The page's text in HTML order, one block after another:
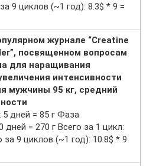
9 циклов (~1 год): 8.3$ * 9 =
журнале “Creatine
посвященном вопросам
для наращивания
интенсивности
мужчины 95 кг, средний
5 дней = 85 г Фаза
дней = 270 г Всего за 1 цикл:
за 9 циклов (~1 год): 10.8$ * 9